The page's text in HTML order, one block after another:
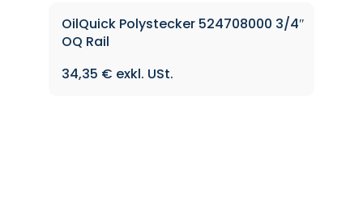
OilQuick Polystecker 524708000 3/4″
OQ Rail
34,35 €